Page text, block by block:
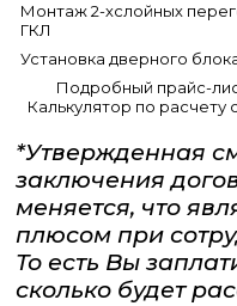
Монтаж 2-хслойных
ГКЛ
Установка дверного
Подробный прайс-
Калькулятор по
*Утвержденная
заключения
меняется, что
плюсом при
То есть Вы
сколько будет